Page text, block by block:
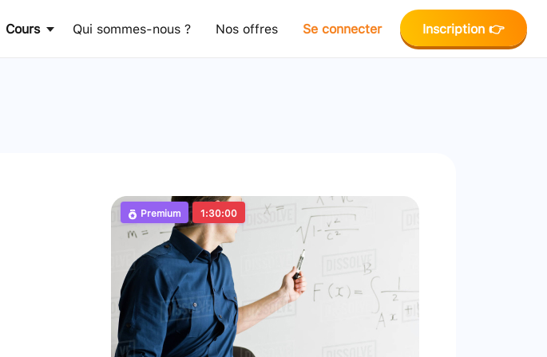
Cours Qui sommes-nous ? Nos offres Se connecter Inscription 👉
Premium 1:30:00